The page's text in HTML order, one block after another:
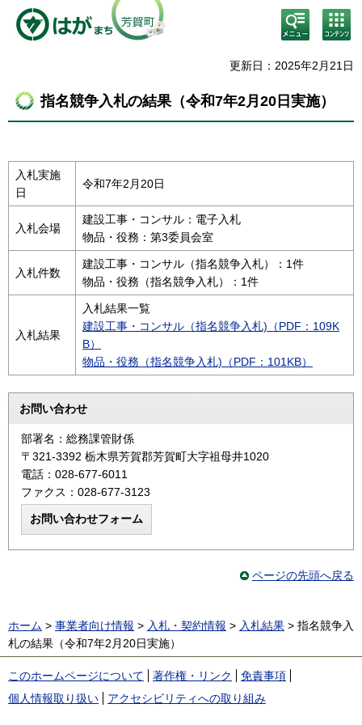
検
索・
メニ
コン
テン
ニュ
更新日：2025年2月21日
指名競争入札の結果（令和7年2月20日実施）
入札実施
日
令和7年2月20日
入札会場
建設工事・コンサル：電子入札
物品・役務：第3委員会室
入札件数
建設工事・コンサル（指名競争入札）：1件
物品・役務（指名競争入札）：1件
入札結果
入札結果一覧
建設工事・コンサル（指名競争入札)（PDF：109K
B）
物品・役務（指名競争入札)（PDF：101KB）
お問い合わせ
部署名：総務課管財係
〒321-3392 栃木県芳賀郡芳賀町大字祖母井1020
電話：028-677-6011
ファクス：028-677-3123
ページの先頭へ戻る
ホーム > 事業者向け情報 > 入札・契約情報 > 入札結果 > 指名競争入
札の結果（令和7年2月20日実施）
このホームページについて 著作権・リンク
免責事項
個人情報取り扱い
アクセシビリティへの取り組み